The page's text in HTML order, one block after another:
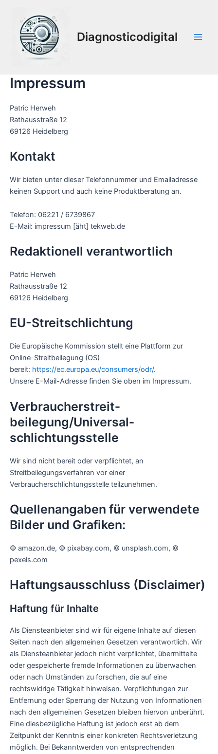
contenido
Diagnosticodigital
Impressum
Patric Herweh
Rathausstraße 12
69126 Heidelberg
Kontakt
Wir bieten unter dieser Telefonnummer und Emailadresse
keinen Support und auch keine Produktberatung an.
Telefon: 06221 / 6739867
E-Mail: impressum [äht] tekweb.de
Redaktionell verantwortlich
Patric Herweh
Rathausstraße 12
69126 Heidelberg
EU-Streitschlichtung
Die Europäische Kommission stellt eine Plattform zur
Online-Streitbeilegung (OS)
bereit: https://ec.europa.eu/consumers/odr/.
Unsere E-Mail-Adresse finden Sie oben im Impressum.
Verbraucher­streit­
beilegung/Universal­
schlichtungs­stelle
Wir sind nicht bereit oder verpflichtet, an
Streitbeilegungsverfahren vor einer
Verbraucherschlichtungsstelle teilzunehmen.
Quellenangaben für verwendete
Bilder und Grafiken:
© amazon.de, © pixabay.com, © unsplash.com, ©
pexels.com
Haftungsausschluss (Disclaimer)
Haftung für Inhalte
Als Diensteanbieter sind wir für eigene Inhalte auf diesen
Seiten nach den allgemeinen Gesetzen verantwortlich. Wir
als Diensteanbieter jedoch nicht verpflichtet, übermittelte
oder gespeicherte fremde Informationen zu überwachen
oder nach Umständen zu forschen, die auf eine
rechtswidrige Tätigkeit hinweisen. Verpflichtungen zur
Entfernung oder Sperrung der Nutzung von Informationen
nach den allgemeinen Gesetzen bleiben hiervon unberührt.
Eine diesbezügliche Haftung ist jedoch erst ab dem
Zeitpunkt der Kenntnis einer konkreten Rechtsverletzung
möglich. Bei Bekanntwerden von entsprechenden